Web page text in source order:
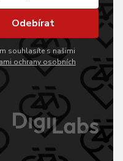
Odebírat
souhlasíte s našimi
ochrany osobních